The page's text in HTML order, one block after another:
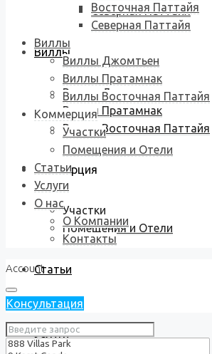
Северная Паттайя
Виллы
Виллы Джомтьен
Виллы Пратамнак
Виллы Восточная Паттайя
Коммерция
Участки
Помещения и Отели
Статьи
Услуги
Восточная Паттайя
Северная Паттайя
Виллы
Виллы Джомтьен
Виллы Пратамнак
Виллы Восточная Паттайя
Коммерция
Участки
Помещения и Отели
Статьи
Услуги
О нас
О Компании
Контакты
Account
Консультация